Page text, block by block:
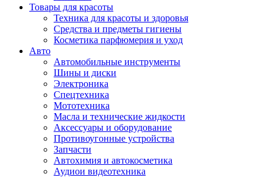
Товары для красоты
Техника для красоты и здоровья
Средства и предметы гигиены
Косметика парфюмерия и уход
Авто
Автомобильные инструменты
Шины и диски
Электроника
Спецтехника
Мототехника
Масла и технические жидкости
Аксессуары и оборудование
Противоугонные устройства
Запчасти
Автохимия и автокосметика
Аудиои видеотехника